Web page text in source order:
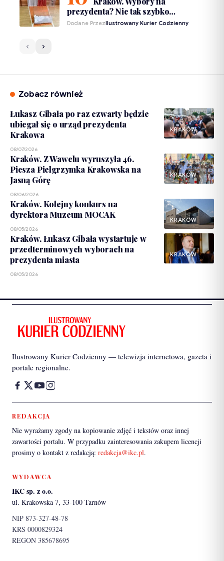
prezydenta? Nie tak szybko…
Dodane PrzezIlustrowany Kurier Codzienny
Zobacz również
KRAKÓW
Łukasz Gibała po raz czwarty będzie
ubiegał się o urząd prezydenta
Krakowa
08/07/2026
KRAKÓW
Kraków. Z Wawelu wyruszyła 46.
Piesza Pielgrzymka Krakowska na
Jasną Górę
08/06/2026
KRAKÓW
Kraków. Kolejny konkurs na
dyrektora Muzeum MOCAK
08/05/2026
KRAKÓW
Kraków. Łukasz Gibała wystartuje w
przedterminowych wyborach na
prezydenta miasta
08/05/2026
Ilustrowany Kurier Codzienny — telewizja internetowa, gazeta i
portale regionalne.
REDAKCJA
Nie wyrażamy zgody na kopiowanie zdjęć i tekstów oraz innej
zawartości portalu. W przypadku zainteresowania zakupem licencji
prosimy o kontakt z redakcją: redakcja@ikc.pl.
WYDAWCA
IKC sp. z o.o.
ul. Krakowska 7, 33-100 Tarnów
NIP 873-327-48-78
KRS 0000829324
REGON 385678695